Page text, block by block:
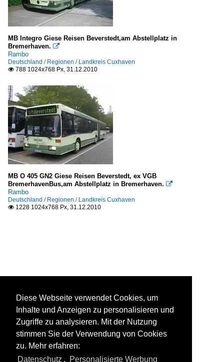
MB Integro Giese Reisen Beverstedt,am Abstellplatz in
Bremerhaven. 
Rambo
Deutschland / Regionen / Landkreis Cuxhaven
 788 1024x768 Px, 31.12.2010
MB O 405 GN2 Giese Reisen Beverstedt, ex VGB
BremerhavenBus,am Abstellplatz in Bremerhaven. 
Rambo
Deutschland / Regionen / Landkreis Cuxhaven
 1228 1024x768 Px, 31.12.2010
Diese Webseite verwendet Cookies, um
Inhalte und Anzeigen zu personalisieren und
Zugriffe zu analysieren. Mit der Nutzung
stimmen Sie der Verwendung von Cookies
zu. Mehr erfahren:
Datenschutz , Personalisierte Werbung